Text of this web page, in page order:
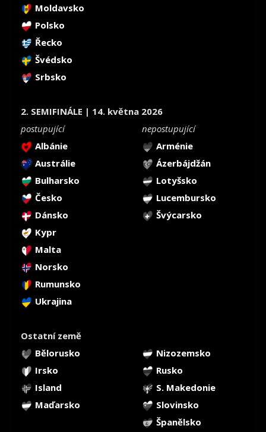
Moldavsko
Polsko
Řecko
Švédsko
Srbsko
2. SEMIFINÁLE | 14. května 2026
postupující
nepostupující
Albánie
Arménie
Austrálie
Ázerbájdžán
Bulharsko
Lotyšsko
Česko
Lucembursko
Dánsko
Švýcarsko
Kypr
Malta
Norsko
Rumunsko
Ukrajina
Ostatní země
Bělorusko
Nizozemsko
Irsko
Rusko
Island
S. Makedonie
Maďarsko
Slovinsko
Španělsko